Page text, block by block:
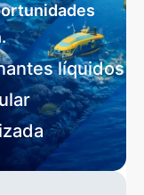
líquidos